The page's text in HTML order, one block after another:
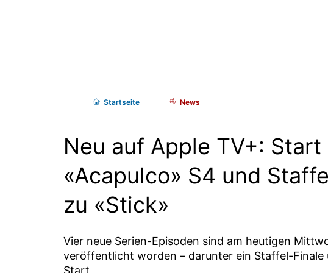
Startseite News
Neu auf Apple TV+: Start
«Acapulco» S4 und
zu «Stick»
Vier neue Serien-Episoden sind am heutigen
veröffentlicht worden – darunter ein Staffel-Finale
Start.